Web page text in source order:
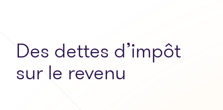
Des dettes d’impôt
sur le revenu